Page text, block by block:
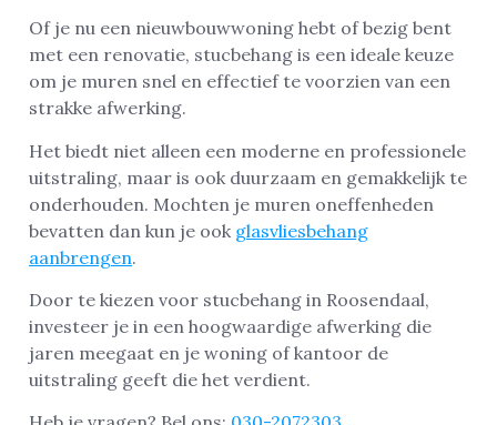
Of je nu een nieuwbouwwoning hebt of bezig bent
met een renovatie, stucbehang is een ideale keuze
om je muren snel en effectief te voorzien van een
strakke afwerking.
Het biedt niet alleen een moderne en professionele
uitstraling, maar is ook duurzaam en gemakkelijk te
onderhouden. Mochten je muren oneffenheden
bevatten dan kun je ook glasvliesbehang
aanbrengen.
Door te kiezen voor stucbehang in Roosendaal,
investeer je in een hoogwaardige afwerking die
jaren meegaat en je woning of kantoor de
uitstraling geeft die het verdient.